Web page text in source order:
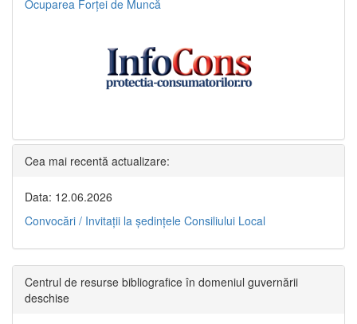
Ocuparea Forței de Muncă
Cea mai recentă actualizare:
Data: 12.06.2026
Convocări / Invitaţii la şedinţele Consiliului Local
Centrul de resurse bibliografice în domeniul guvernării
deschise